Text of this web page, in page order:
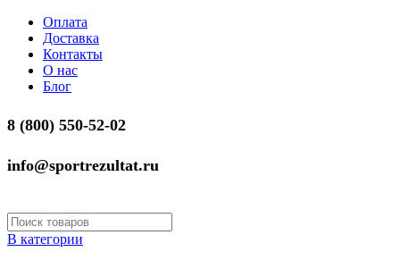
Оплата
Доставка
Контакты
О нас
Блог
8 (800) 550-52-02
info@sportrezultat.ru
В категории